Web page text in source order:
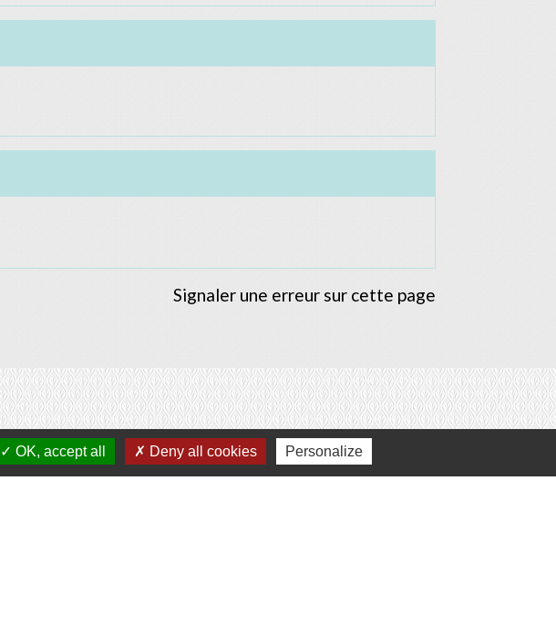
Signaler une erreur sur cette page
OK, accept all Deny all cookies Personalize